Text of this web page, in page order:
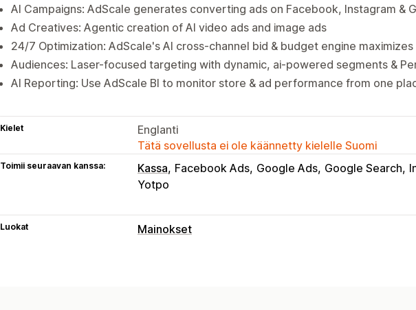
AI Campaigns: AdScale generates converting ads on Facebook, Instagram &
Ad Creatives: Agentic creation of AI video ads and image ads
24/7 Optimization: AdScale's AI cross-channel bid & budget engine maximizes
Audiences: Laser-focused targeting with dynamic, ai-powered segments &
AI Reporting: Use AdScale BI to monitor store & ad performance from one
Kielet
Englanti
Tätä sovellusta ei ole käännetty kielelle Suomi
Toimii seuraavan kanssa: Kassa Facebook Ads Google Ads Google Search
Yotpo
Luokat Mainokset